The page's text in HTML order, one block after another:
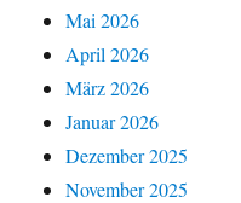
Mai 2026
April 2026
März 2026
Januar 2026
Dezember 2025
November 2025